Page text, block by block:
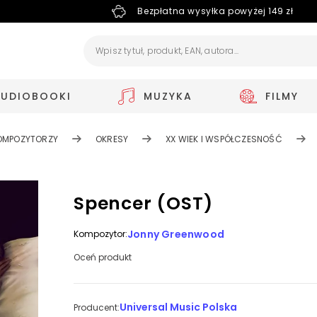
Bezpłatna wysyłka powyżej 149 zł
MUZYKA FILMY
OKRESY XX WIEK I WSPÓŁCZESNOŚĆ
Spencer (OST)
Kompozytor:Jonny Greenwood
Oceń produkt
Producent:Universal Music Polska